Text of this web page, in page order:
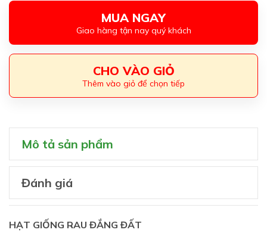
MUA NGAY
Giao hàng tận nay quý khách
CHO VÀO GIỎ
Thêm vào giỏ để chọn tiếp
Mô tả sản phẩm
Đánh giá
HẠT GIỐNG RAU ĐẮNG ĐẤT